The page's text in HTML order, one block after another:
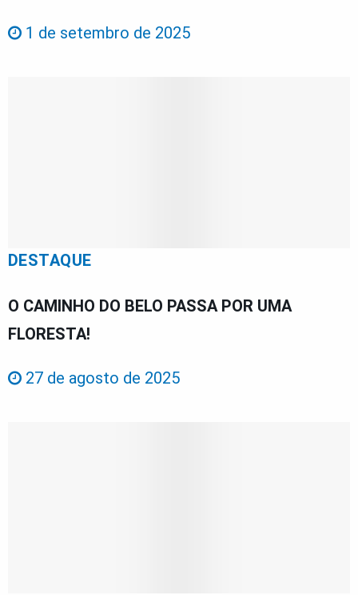
1 de setembro de 2025
DESTAQUE
O CAMINHO DO BELO PASSA POR UMA
FLORESTA!
27 de agosto de 2025